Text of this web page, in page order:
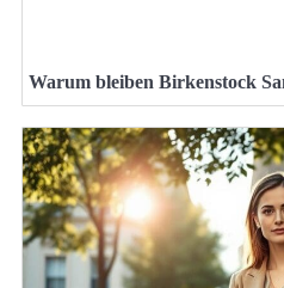
Warum bleiben Birkenstock